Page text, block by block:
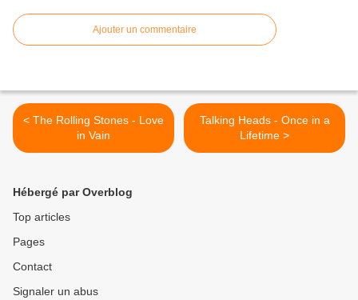
Ajouter un commentaire
< The Rolling Stones - Love
in Vain
Talking Heads - Once in a
Lifetime >
Hébergé par Overblog
Top articles
Pages
Contact
Signaler un abus